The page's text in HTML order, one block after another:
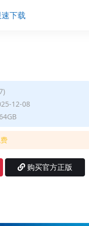
下载
12-08
购买官方正版